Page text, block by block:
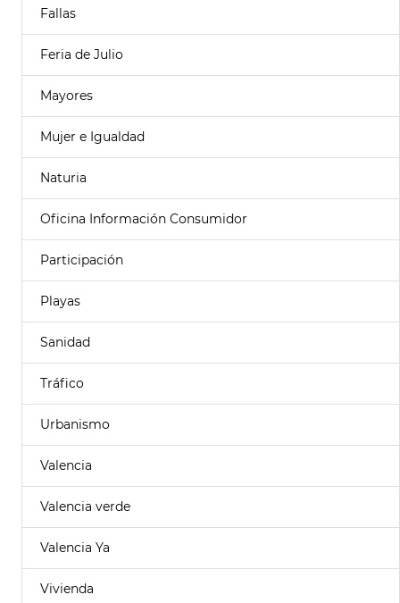
Fallas
Feria de Julio
Mayores
Mujer e Igualdad
Naturia
Oficina Información Consumidor
Participación
Playas
Sanidad
Tráfico
Urbanismo
Valencia
Valencia verde
Valencia Ya
Vivienda